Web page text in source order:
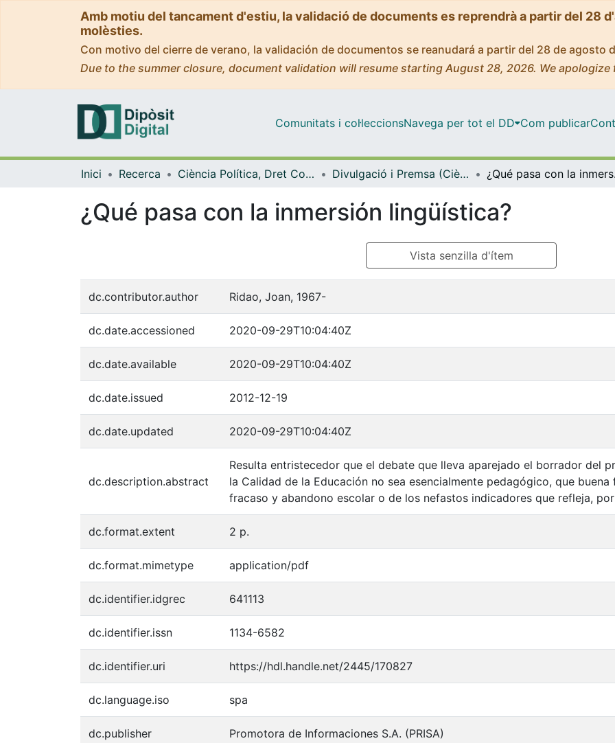
Amb motiu del tancament d'estiu, la validació de documents es reprendrà a partir del 28
molèsties.
Con motivo del cierre de verano, la validación de documentos se reanudará a partir del 28 de agosto
Due to the summer closure, document validation will resume starting August 28, 2026. We
Comunitats i col·leccionsNavega per tot el DD Com publicar
Inici Recerca Ciència Política, Dret Constitucional i Filosofia del Dret Divulgació i Premsa (Ciència Política, Dret Constitucional i Filosofia del Dret)
¿Qué pasa con la inmersión lingüística?
Vista senzilla d'ítem
dc.contributor.author Ridao, Joan, 1967-
dc.date.accessioned 2020-09-29T10:04:40Z
dc.date.available 2020-09-29T10:04:40Z
dc.date.issued 2012-12-19
dc.date.updated 2020-09-29T10:04:40Z
dc.description.abstract
Resulta entristecedor que el debate que lleva aparejado el borrador del
la Calidad de la Educación no sea esencialmente pedagógico, que
fracaso y abandono escolar o de los nefastos indicadores que refleja,
dc.format.extent 2 p.
dc.format.mimetype application/pdf
dc.identifier.idgrec 641113
dc.identifier.issn 1134-6582
dc.identifier.uri https://hdl.handle.net/2445/170827
dc.language.iso spa
dc.publisher Promotora de Informaciones S.A. (PRISA)